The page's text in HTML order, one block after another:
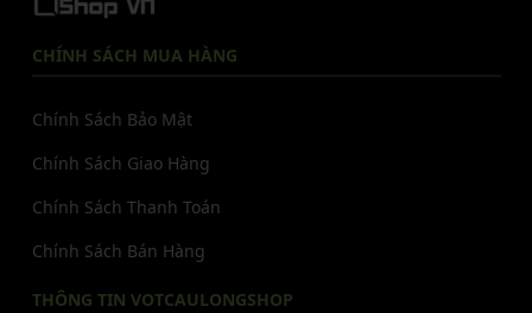
CHÍNH SÁCH MUA HÀNG
Chính Sách Bảo Mật
Chính Sách Giao Hàng
Chính Sách Thanh Toán
Chính Sách Bán Hàng
THÔNG TIN VOTCAULONGSHOP